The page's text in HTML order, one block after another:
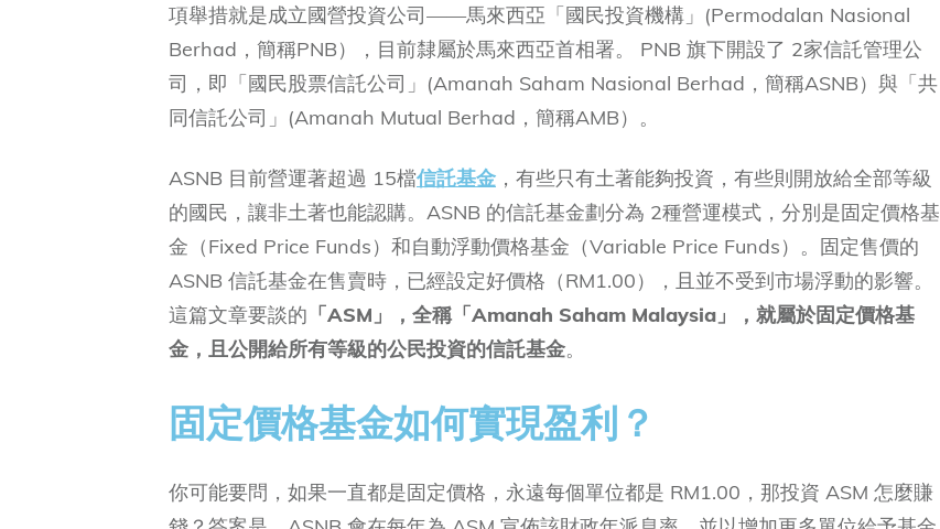
項舉措就是成立國營投資公司——馬來西亞「國民投資機構」(Permodalan Nasional
Berhad，簡稱PNB），目前隸屬於馬來西亞首相署。 PNB 旗下開設了 2家信託管理公
司，即「國民股票信託公司」(Amanah Saham Nasional Berhad，簡稱ASNB）與「共
同信託公司」(Amanah Mutual Berhad，簡稱AMB）。
ASNB 目前營運著超過 15檔信託基金 ，有些只有土著能夠投資，有些則開放給全部等級
的國民，讓非土著也能認購。ASNB 的信託基金劃分為 2種營運模式，分別是固定價格基
金（Fixed Price Funds）和自動浮動價格基金（Variable Price Funds）。固定售價的
ASNB 信託基金在售賣時，已經設定好價格（RM1.00），且並不受到市場浮動的影響。
這篇文章要談的 「ASM」，全稱「Amanah Saham Malaysia」，就屬於固定價格基
金，且公開給所有等級的公民投資的信託基金。
固定價格基金如何實現盈利？
你可能要問，如果一直都是固定價格，永遠每個單位都是 RM1.00，那投資 ASM 怎麼賺